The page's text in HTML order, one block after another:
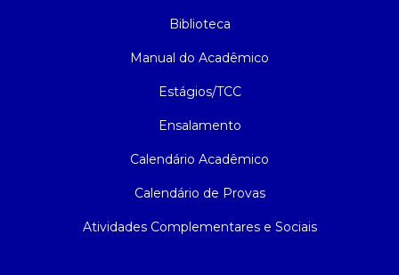
Biblioteca
Manual do Acadêmico
Estágios/TCC
Ensalamento
Calendário Acadêmico
Calendário de Provas
Atividades Complementares e Sociais